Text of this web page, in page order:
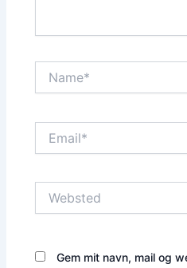
Gem mit navn, mail og